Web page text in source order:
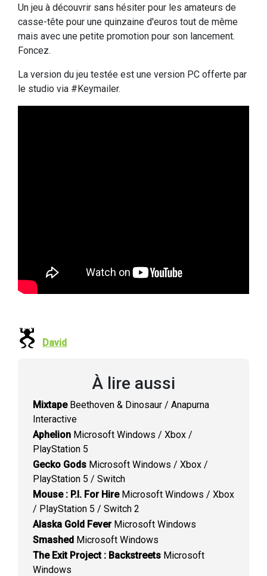
Un jeu à découvrir sans hésiter pour les amateurs de
casse-tête pour une quinzaine d'euros tout de même
mais avec une petite promotion pour son lancement.
Foncez.
La version du jeu testée est une version PC offerte par
le studio via #Keymailer.
David
À lire aussi
MixtapeBeethoven & Dinosaur / Anapurna
Interactive
Aphelion Microsoft Windows / Xbox /
PlayStation 5
Gecko Gods Microsoft Windows / Xbox /
PlayStation 5 / Switch
Mouse : P.I. For HireMicrosoft Windows / Xbox
/ PlayStation 5 / Switch 2
Alaska Gold FeverMicrosoft Windows
Smashed Microsoft Windows
The Exit Project : Backstreets Microsoft
Windows